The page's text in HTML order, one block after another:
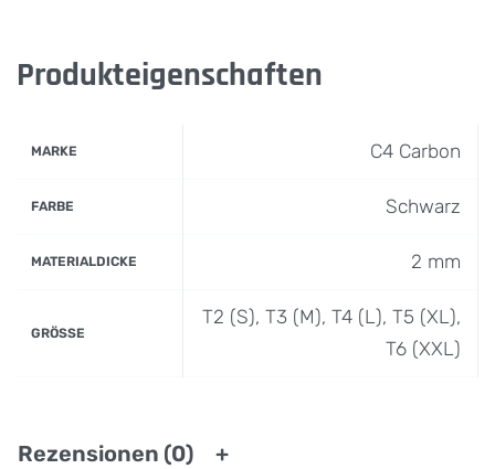
Produkteigenschaften
MARKE C4 Carbon
FARBE Schwarz
MATERIALDICKE 2 mm
GRÖSSE
T2 (S), T3 (M), T4 (L), T5 (XL),
T6 (XXL)
Rezensionen (0)